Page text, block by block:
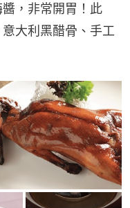
，非常開胃！此
大利黑醋骨、手工